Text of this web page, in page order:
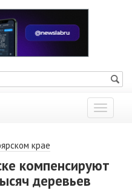
Показать
меню
крае
компенсируют
деревьев